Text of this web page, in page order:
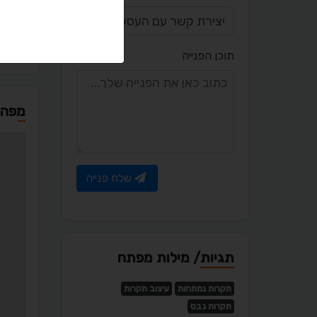
תוכן הפנייה
שלח פנייה
תגיות/ מילות מפתח
תקרות נמתחות
עיצוב תקרות
תקרות גבס
מפה